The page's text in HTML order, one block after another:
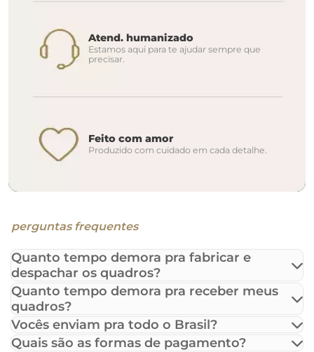
Atend. humanizado
Estamos aqui para te ajudar sempre que
precisar.
Feito com amor
Produzido com cuidado em cada detalhe.
perguntas frequentes
Quanto tempo demora pra fabricar e
despachar os quadros?
Quanto tempo demora pra receber meus
quadros?
Vocês enviam pra todo o Brasil?
Quais são as formas de pagamento?